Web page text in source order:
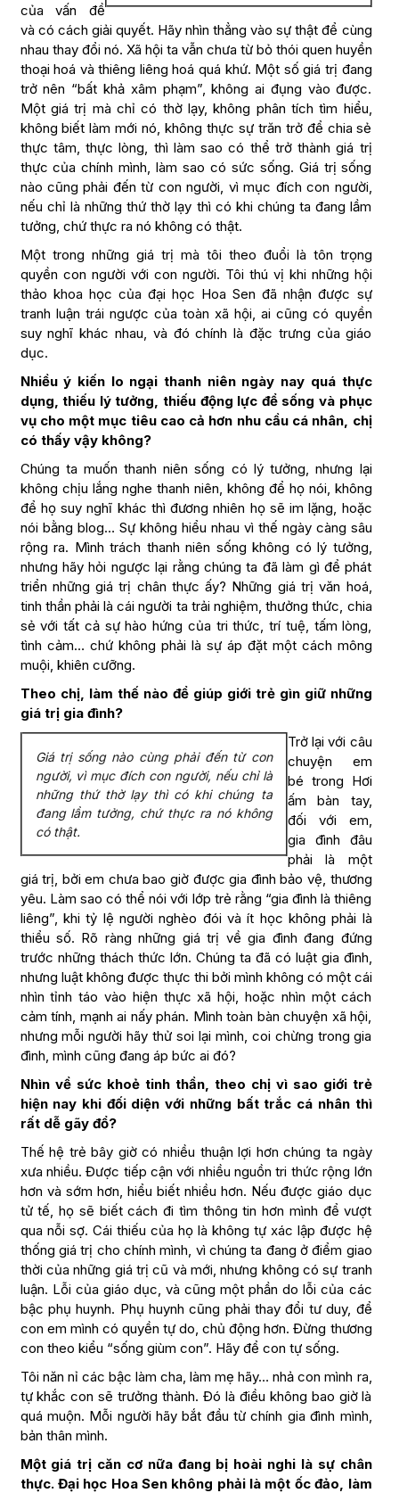
của vấn đề
và có cách giải quyết. Hãy nhìn thẳng vào sự thật để cùng
nhau thay đổi nó. Xã hội ta vẫn chưa từ bỏ thói quen huyền
thoại hoá và thiêng liêng hoá quá khứ. Một số giá trị đang
trở nên “bất khả xâm phạm”, không ai đụng vào được.
Một giá trị mà chỉ có thờ lạy, không phân tích tìm hiểu,
không biết làm mới nó, không thực sự trăn trở để chia sẻ
thực tâm, thực lòng, thì làm sao có thể trở thành giá trị
thực của chính mình, làm sao có sức sống. Giá trị sống
nào cũng phải đến từ con người, vì mục đích con người,
nếu chỉ là những thứ thờ lạy thì có khi chúng ta đang lầm
tưởng, chứ thực ra nó không có thật.
Một trong những giá trị mà tôi theo đuổi là tôn trọng
quyền con người với con người. Tôi thú vị khi những hội
thảo khoa học của đại học Hoa Sen đã nhận được sự
tranh luận trái ngược của toàn xã hội, ai cũng có quyền
suy nghĩ khác nhau, và đó chính là đặc trưng của giáo
dục.
Nhiều ý kiến lo ngại thanh niên ngày nay quá thực
dụng, thiếu lý tưởng, thiếu động lực để sống và phục
vụ cho một mục tiêu cao cả hơn nhu cầu cá nhân, chị
có thấy vậy không?
Chúng ta muốn thanh niên sống có lý tưởng, nhưng lại
không chịu lắng nghe thanh niên, không để họ nói, không
để họ suy nghĩ khác thì đương nhiên họ sẽ im lặng, hoặc
nói bằng blog… Sự không hiểu nhau vì thế ngày càng sâu
rộng ra. Mình trách thanh niên sống không có lý tưởng,
nhưng hãy hỏi ngược lại rằng chúng ta đã làm gì để phát
triển những giá trị chân thực ấy? Những giá trị văn hoá,
tinh thần phải là cái người ta trải nghiệm, thưởng thức, chia
sẻ với tất cả sự hào hứng của tri thức, trí tuệ, tấm lòng,
tình cảm… chứ không phải là sự áp đặt một cách mông
muội, khiên cưỡng.
Theo chị, làm thế nào để giúp giới trẻ gìn giữ những
giá trị gia đình?
Giá trị sống nào cùng phải đến từ con
người, vì mục đích con người, nếu chỉ là
những thứ thờ lạy thì có khi chúng ta
đang lầm tưởng, chứ thực ra nó không
có thật.
Trở lại với câu
chuyện em
bé trong Hơi
ấm bàn tay,
đối với em,
gia đình đâu
phải là một
giá trị, bởi em chưa bao giờ được gia đình bảo vệ, thương
yêu. Làm sao có thể nói với lớp trẻ rằng “gia đình là thiêng
liêng”, khi tỷ lệ người nghèo đói và ít học không phải là
thiểu số. Rõ ràng những giá trị về gia đình đang đứng
trước những thách thức lớn. Chúng ta đã có luật gia đình,
nhưng luật không được thực thi bởi mình không có một cái
nhìn tỉnh táo vào hiện thực xã hội, hoặc nhìn một cách
cảm tính, mạnh ai nấy phán. Mình toàn bàn chuyện xã hội,
nhưng mỗi người hãy thử soi lại mình, coi chừng trong gia
đình, mình cũng đang áp bức ai đó?
Nhìn về sức khoẻ tinh thần, theo chị vì sao giới trẻ
hiện nay khi đối diện với những bất trắc cá nhân thì
rất dễ gãy đổ?
Thế hệ trẻ bây giờ có nhiều thuận lợi hơn chúng ta ngày
xưa nhiều. Được tiếp cận với nhiều nguồn tri thức rộng lớn
hơn và sớm hơn, hiểu biết nhiều hơn. Nếu được giáo dục
tử tế, họ sẽ biết cách đi tìm thông tin hơn mình để vượt
qua nỗi sợ. Cái thiếu của họ là không tự xác lập được hệ
thống giá trị cho chính mình, vì chúng ta đang ở điểm giao
thời của những giá trị cũ và mới, nhưng không có sự tranh
luận. Lỗi của giáo dục, và cũng một phần do lỗi của các
bậc phụ huynh. Phụ huynh cũng phải thay đổi tư duy, để
con em mình có quyền tự do, chủ động hơn. Đừng thương
con theo kiểu “sống giùm con”. Hãy để con tự sống.
Tôi năn nỉ các bậc làm cha, làm mẹ hãy… nhả con mình ra,
tự khắc con sẽ trưởng thành. Đó là điều không bao giờ là
quá muộn. Mỗi người hãy bắt đầu từ chính gia đình mình,
bản thân mình.
Một giá trị căn cơ nữa đang bị hoài nghi là sự chân
thực. Đại học Hoa Sen không phải là một ốc đảo, làm